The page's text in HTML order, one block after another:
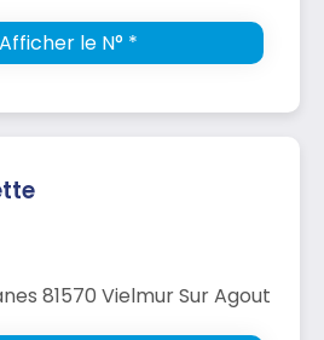
le N° *
81570 Vielmur Sur Agout